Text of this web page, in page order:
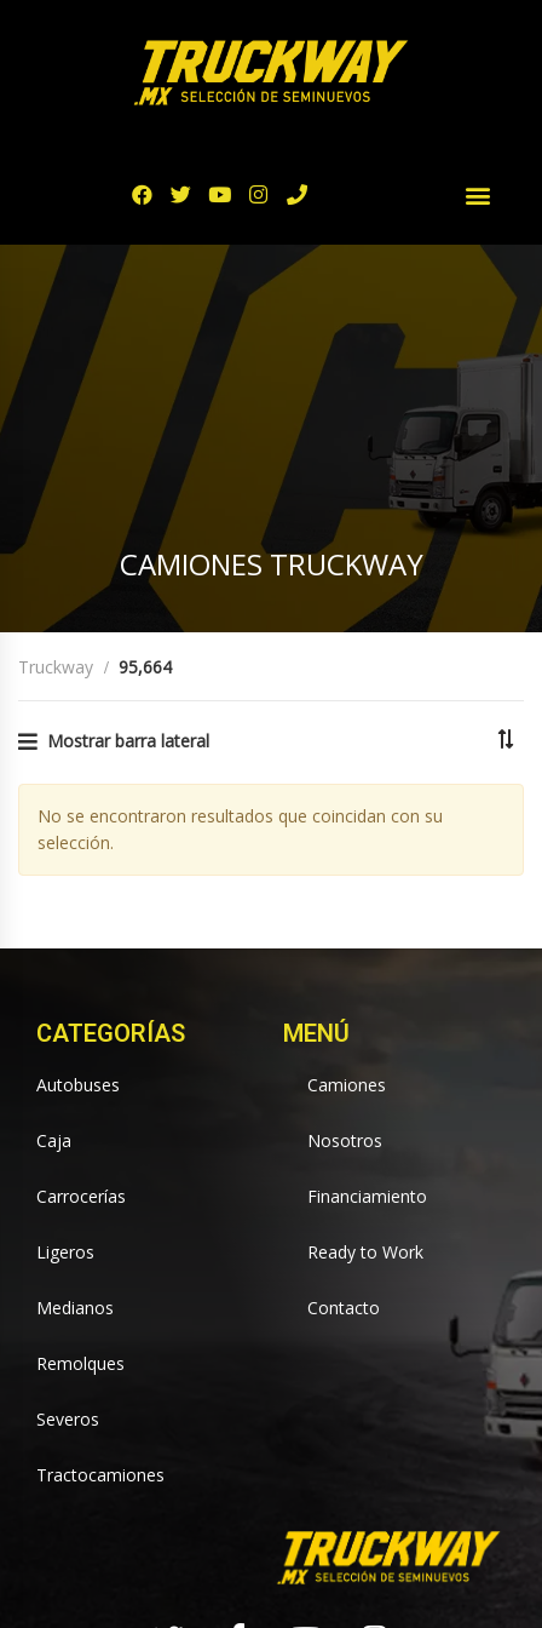
CAMIONES TRUCKWAY
Truckway 95,664
Mostrar barra lateral
No se encontraron resultados que coincidan con su
selección.
CATEGORÍAS
Autobuses
Caja
Carrocerías
Ligeros
Medianos
Remolques
Severos
Tractocamiones
MENÚ
Camiones
Nosotros
Financiamiento
Ready to Work
Contacto